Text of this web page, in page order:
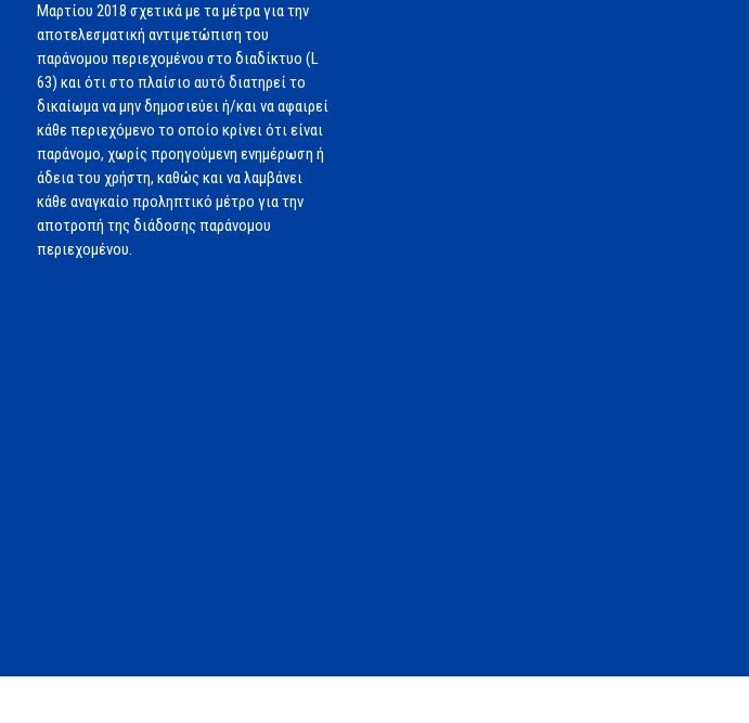
Μαρτίου 2018 σχετικά με τα μέτρα για την
αποτελεσματική αντιμετώπιση του
παράνομου περιεχομένου στο διαδίκτυο (L
63) και ότι στο πλαίσιο αυτό διατηρεί το
δικαίωμα να μην δημοσιεύει ή/και να αφαιρεί
κάθε περιεχόμενο το οποίο κρίνει ότι είναι
παράνομο, χωρίς προηγούμενη ενημέρωση ή
άδεια του χρήστη, καθώς και να λαμβάνει
κάθε αναγκαίο προληπτικό μέτρο για την
αποτροπή της διάδοσης παράνομου
περιεχομένου.